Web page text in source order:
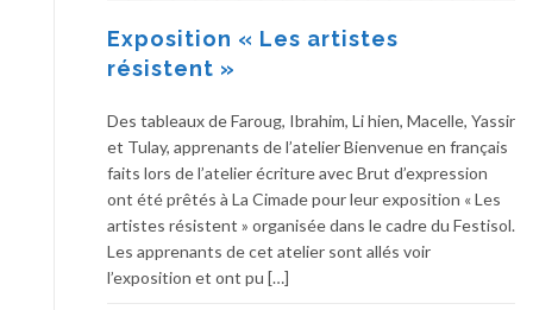
Exposition « Les artistes
résistent »
Des tableaux de Faroug, Ibrahim, Li hien, Macelle, Yassir
et Tulay, apprenants de l’atelier Bienvenue en français
faits lors de l’atelier écriture avec Brut d’expression
ont été prêtés à La Cimade pour leur exposition « Les
artistes résistent » organisée dans le cadre du Festisol.
Les apprenants de cet atelier sont allés voir
l’exposition et ont pu […]